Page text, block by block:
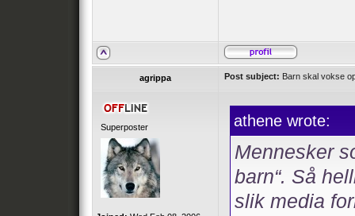
agrippa Post subject: Barn skal vokse
Superposter athene wrote:
Mennesker
barn“. Så
slik media